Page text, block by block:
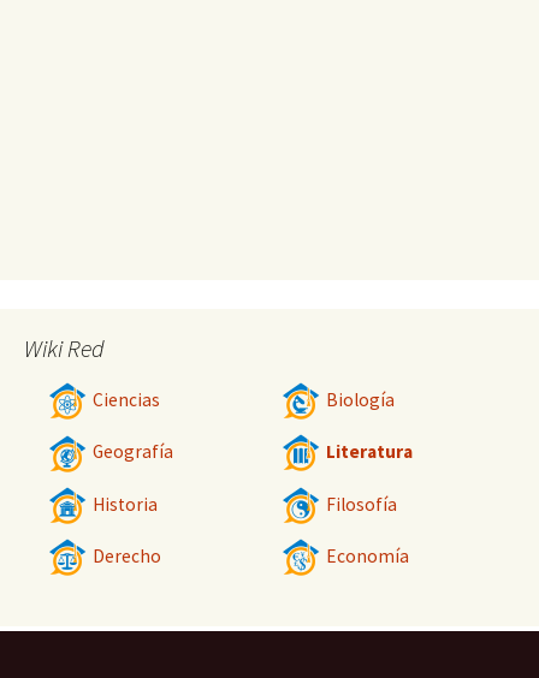
Wiki Red
Ciencias Biología
Geografía Literatura
Historia Filosofía
Derecho Economía